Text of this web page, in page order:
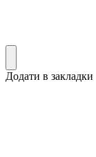
Додати в закладки